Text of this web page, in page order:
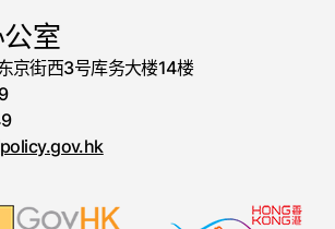
室
京街西3号库务大楼14楼